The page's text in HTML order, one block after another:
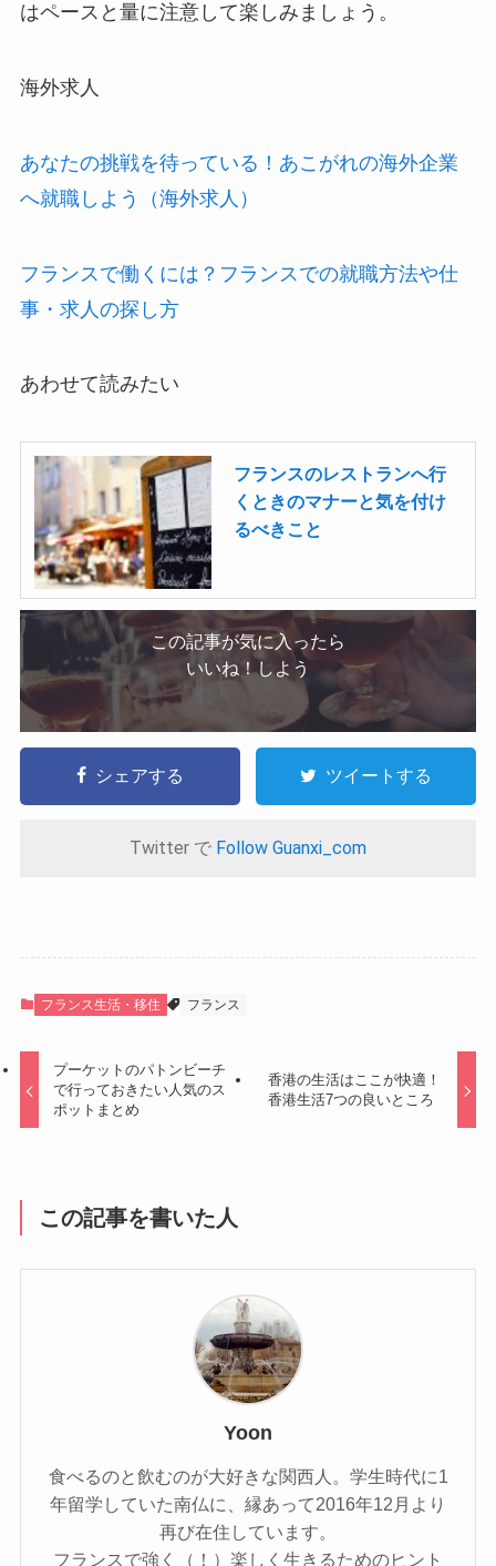
はペースと量に注意して楽しみましょう。
海外求人
あなたの挑戦を待っている！あこがれの海外企業
へ就職しよう（海外求人）
フランスで働くには？フランスでの就職方法や仕
事・求人の探し方
あわせて読みたい
フランスのレストランへ行
くときのマナーと気を付け
るべきこと
この記事が気に入ったら
いいね！しよう
シェアする ツイートする
Twitter で Follow Guanxi_com
フランス生活・移住 フランス
プーケットのパトンビーチ
で行っておきたい人気のス
ポットまとめ
香港の生活はここが快適！
香港生活7つの良いところ
この記事を書いた人
Yoon
食べるのと飲むのが大好きな関西人。学生時代に1
年留学していた南仏に、縁あって2016年12月より
再び在住しています。
フランスで強く（！）楽しく生きるためのヒント